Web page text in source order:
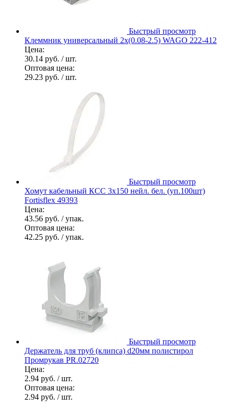
Быстрый просмотр
Клеммник универсальный 2х(0.08-2.5) WAGO 222-412
Цена:
30.14 руб. / шт.
Оптовая цена:
29.23 руб. / шт.
Быстрый просмотр
Хомут кабельный КСС 3х150 нейл. бел. (уп.100шт)
Fortisflex 49393
Цена:
43.56 руб. / упак.
Оптовая цена:
42.25 руб. / упак.
Быстрый просмотр
Держатель для труб (клипса) d20мм полистирол
Промрукав PR.02720
Цена:
2.94 руб. / шт.
Оптовая цена:
2.94 руб. / шт.